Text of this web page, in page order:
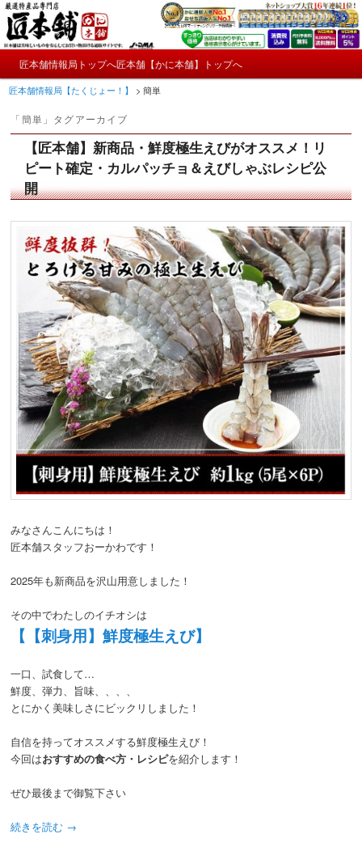
メ
イ
ン
ン
テ
サ
ブ
コ
テ
ン
匠本舗情報局【たくじょー！】
かにやおせちについてのおもしろ情報や興味深い記事をお届けします。
ン
メ
イ
ン
コ
ン
テ
ン
へ
移
動
サ
ブ
コ
ン
テ
ン
ツ
移
動
匠本舗情報局トップへ匠本舗【かに本舗】トップへ
匠本舗情報局【たくじょー！】 >簡単
「簡単 」タグアーカイブ
【匠本舗】新商品・鮮度極生えびがオススメ！リ
ピート確定・カルパッチョ＆えびしゃぶレシピ公
開
みなさんこんにちは！
匠本舗スタッフおーかわです！
2025年も新商品を沢山用意しました！
その中でわたしのイチオシは
【【刺身用】鮮度極生えび】
一口、試食して…
鮮度、弾力、旨味、、、、
とにかく美味しさにビックリしました！
自信を持ってオススメする鮮度極生えび！
今回はおすすめの食べ方・レシピを紹介します！
ぜひ最後まで御覧下さい
続きを読む →